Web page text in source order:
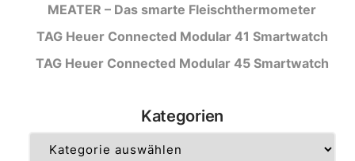
MEATER – Das smarte Fleischthermometer
TAG Heuer Connected Modular 41 Smartwatch
TAG Heuer Connected Modular 45 Smartwatch
Kategorien